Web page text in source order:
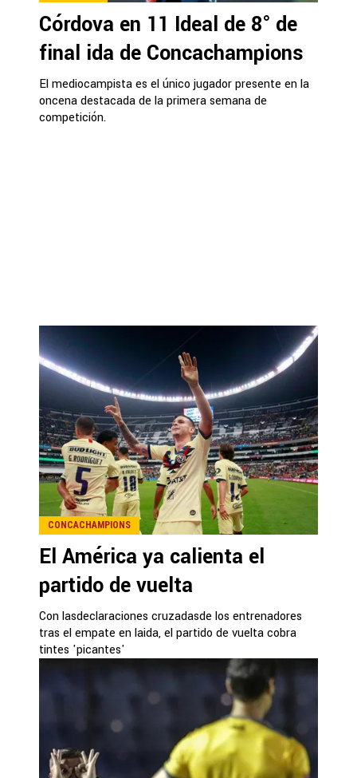
Córdova en 11 Ideal de 8° de
final ida de Concachampions
El mediocampista es el único jugador presente en la
oncena destacada de la primera semana de
competición.
CONCACHAMPIONS
El América ya calienta el
partido de vuelta
Con lasdeclaraciones cruzadasde los entrenadores
tras el empate en laida, el partido de vuelta cobra
tintes 'picantes'